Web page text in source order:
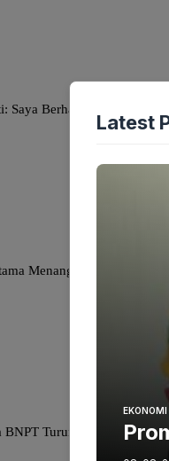
Saya Berharap KSPSI
Menanggapi Panggilan
Turunkan Potensi
Latest
EKONOMI